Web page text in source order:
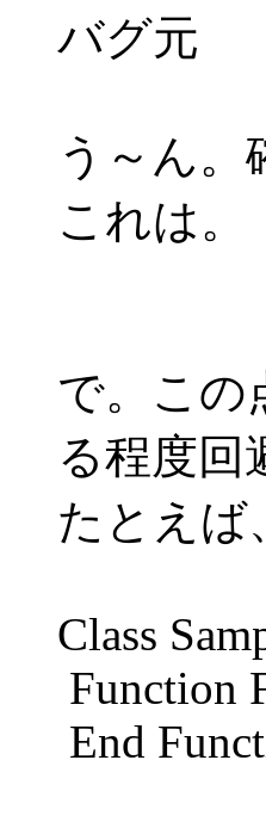
バグ元
う～ん
これは。
で。この
る程度回
たとえば
Class
Function
End